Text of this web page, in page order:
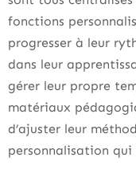
fonctions
progresser à leur
dans leur
gérer leur propre
matériaux
d’ajuster leur
personnalisation qui